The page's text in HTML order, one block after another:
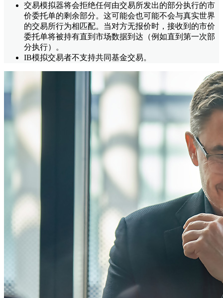
交易模拟器将会拒绝任何由交易所发出的部分执行的市
价委托单的剩余部分。这可能会也可能不会与真实世界
的交易所行为相匹配。当对方无报价时，接收到的市价
委托单将被持有直到市场数据到达（例如直到第一次部
分执行）。
IB模拟交易者不支持共同基金交易。